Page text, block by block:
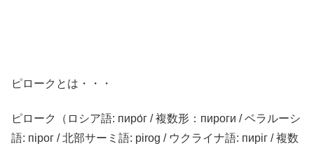
ピロークとは・・・
ピローク（ロシア語: пиро́г / 複数形：пироги / ベラルーシ
語: пірог / 北部サーミ語: pirog / ウクライナ語: пиріг / 複数